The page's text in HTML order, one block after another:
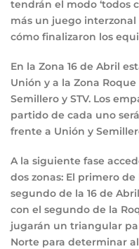
tendrán el modo ‘todos
más un juego
cómo finalizaron los
En la Zona 16 de Abril
Unión y a la Zona
Semillero y STV. Los
partido de cada uno
frente a Unión y
A la siguiente fase
dos zonas: El primero
segundo de la 16 de
con el segundo de la
jugarán un triangular
Norte para determinar